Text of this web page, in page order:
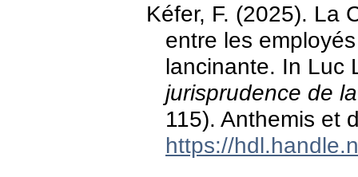
Kéfer, F. (2025). La
entre les
lancinante. In Luc
jurisprudence de
115). Anthemis et
https://